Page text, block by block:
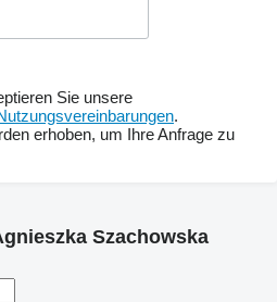
Sie unsere
.
erhoben, um Ihre Anfrage zu
Szachowska